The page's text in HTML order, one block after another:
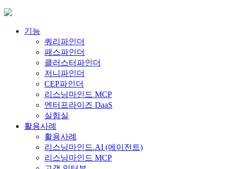
Skip
content기능
쿼리파인더
패스파인더
클러스터파인더
저니파인더
CEP파인더
리스닝마인드 MCP
엔터프라이즈 DaaS
실험실
활용사례
활용사례
리스닝마인드.AI (에이전트)
리스닝마인드 MCP